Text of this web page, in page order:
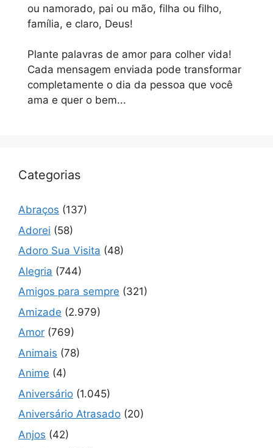
ou namorado, pai ou mão, filha ou filho,
família, e claro, Deus!
Plante palavras de amor para colher vida!
Cada mensagem enviada pode transformar
completamente o dia da pessoa que você
ama e quer o bem...
Categorias
Abraços (137)
Adorei (58)
Adoro Sua Visita (48)
Alegria (744)
Amigos para sempre (321)
Amizade (2.979)
Amor (769)
Animais (78)
Anime (4)
Aniversário (1.045)
Aniversário Atrasado (20)
Anjos (42)